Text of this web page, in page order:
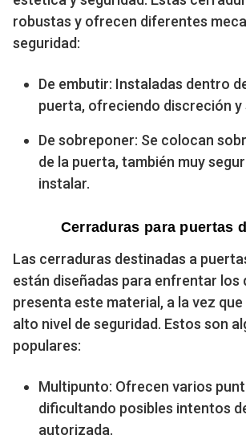
robustas y ofrecen diferentes
seguridad:
De embutir: Instaladas dentro
puerta, ofreciendo discreción y
De sobreponer: Se colocan
de la puerta, también muy
instalar.
Cerraduras para puertas
Las cerraduras destinadas a
están diseñadas para enfrentar los
presenta este material, a la vez
alto nivel de seguridad. Estos son
populares:
Multipunto: Ofrecen varios
dificultando posibles intentos
autorizada.